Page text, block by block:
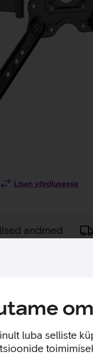
luba selliste
Lisan võrdlusesse
andmed
kuni 55" telerile.
32''-55'' teleritele,
5 - 40 cm.
MB0839 omaduste